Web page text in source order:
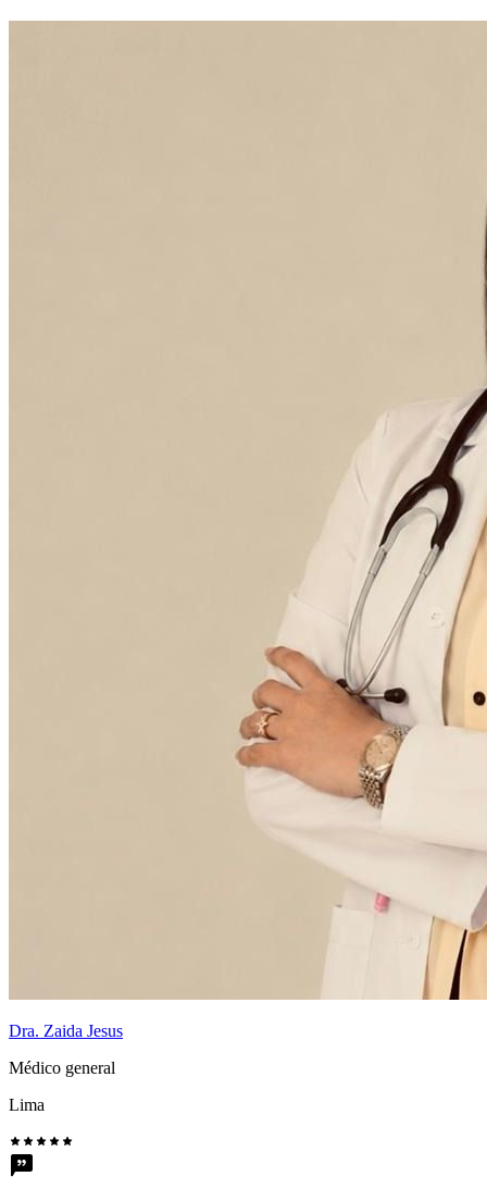
Dra. Zaida Jesus
Médico general
Lima